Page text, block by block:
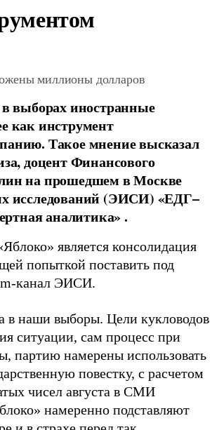
миллионы долларов
выборах иностранные
как инструмент
Такое мнение высказал
доцент Финансового
на прошедшем в Москве
исследований (ЭИСИ) «ЕДГ–
аналитика» .
является консолидация
попыткой поставить под
канал ЭИСИ.
в наши выборы. Цели кукловодов
ситуации, сам процесс при
партию намерены использовать
повестку, с расчетом
чисел августа в СМИ
намеренно подставляют